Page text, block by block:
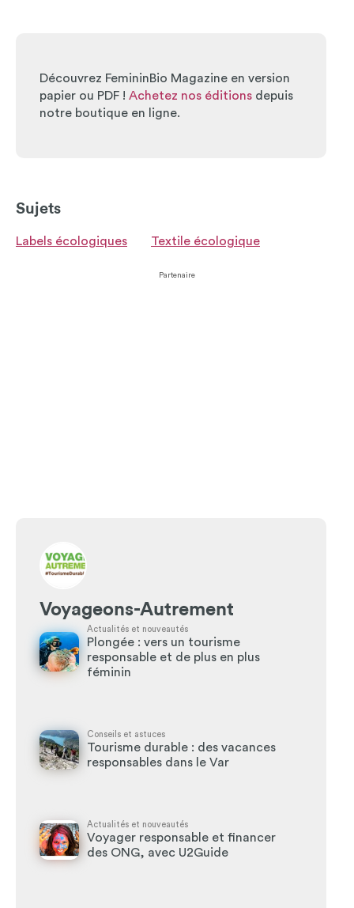
Découvrez FemininBio Magazine en version
papier ou PDF ! Achetez nos éditions depuis
notre boutique en ligne.
Sujets
Labels écologiques Textile écologique
Partenaire
Voyageons-Autrement
Actualités et nouveautés
Plongée : vers un tourisme
responsable et de plus en plus
féminin
Conseils et astuces
Tourisme durable : des vacances
responsables dans le Var
Actualités et nouveautés
Voyager responsable et financer
des ONG, avec U2Guide